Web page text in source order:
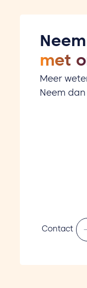
met
Meer
Neem
Contact